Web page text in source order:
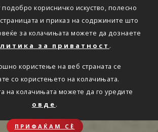
корисничко искуство, полесно
и приказ на содржините што
за колачињата можете да дознаете
за приватност .
користење на веб страната се
со користењето на колачињата.
на колачињата можете да го уредите
овде .
ПРИФАЌАМ СЀ